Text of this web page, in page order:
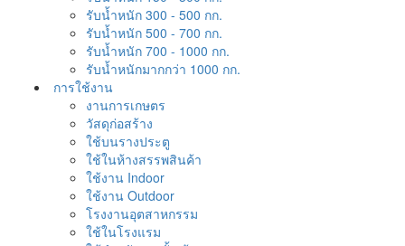
รับน้ำหนัก 300 - 500 กก.
รับน้ำหนัก 500 - 700 กก.
รับน้ำหนัก 700 - 1000 กก.
รับน้ำหนักมากกว่า 1000 กก.
การใช้งาน
งานการเกษตร
วัสดุก่อสร้าง
ใช้บนรางประตู
ใช้ในห้างสรรพสินค้า
ใช้งาน Indoor
ใช้งาน Outdoor
โรงงานอุตสาหกรรม
ใช้ในโรงแรม